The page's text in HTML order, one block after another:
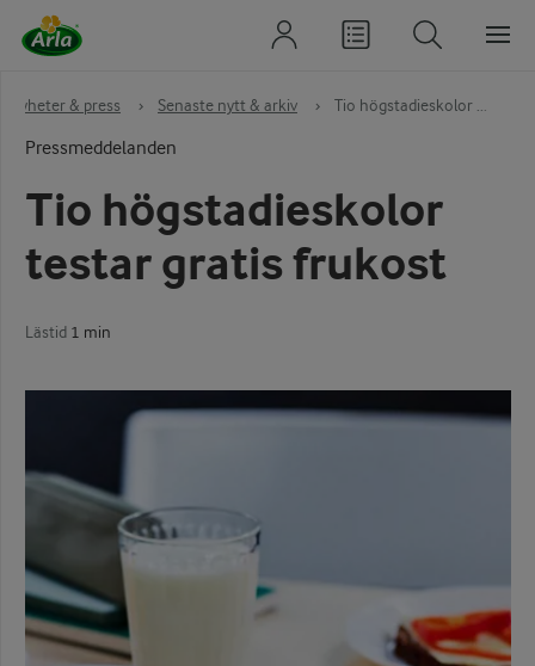
Nyheter & press › Senaste nytt & arkiv › Tio högstadieskolor ...
Pressmeddelanden
Tio högstadieskolor
testar gratis frukost
Lästid 1 min